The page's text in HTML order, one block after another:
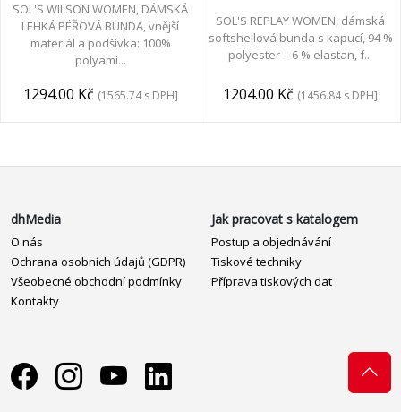
SOL'S WILSON WOMEN, DÁMSKÁ
LEHKÁ PÉŘOVÁ BUNDA, vnější
materiál a podšívka: 100%
polyami...
1294.00 Kč (1565.74 s DPH]
SOL'S REPLAY WOMEN, dámská
softshellová bunda s kapucí, 94 %
polyester – 6 % elastan, f...
1204.00 Kč (1456.84 s DPH]
dhMedia
O nás
Ochrana osobních údajů (GDPR)
Všeobecné obchodní podmínky
Kontakty
Jak pracovat s katalogem
Postup a objednávání
Tiskové techniky
Příprava tiskových dat